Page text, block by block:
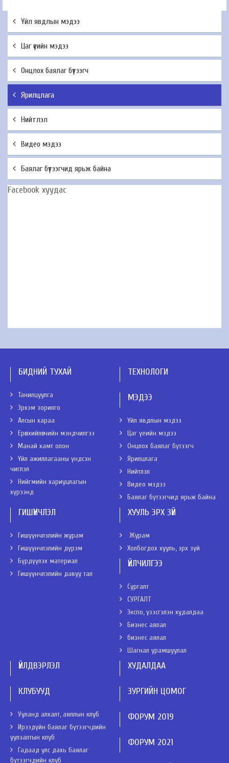
Үйл явдлын мэдээ
Цаг үеийн мэдээ
Онцлох баялаг бүтээгч
Ярилцлага
Нийтлэл
Видео мэдээ
Баялаг бүтээгчид ярьж байна
Facebook хуудас
БИДНИЙ ТУХАЙ
Танилцуулга
Эрхэм зорилго
Алсын хараа
Ерөнхийлөгчийн мэндчилгээ
Манай хамт олон
Үйл ажиллагааны үндсэн
чиглэл
Нийгмийн хариуцлагын
хүрээнд
ТЕХНОЛОГИ
МЭДЭЭ
Үйл явдлын мэдээ
Цаг үеийн мэдээ
Онцлох баялаг бүтээгч
Ярилцлага
Нийтлэл
Видео мэдээ
Баялаг бүтээгчид ярьж байна
ГИШҮҮНЧЛЭЛ
Гишүүнчлэлийн журам
Гишүүнчлэлийн дүрэм
Бүрдүүлэх материал
Гишүүнчлэлийн давуу тал
ХУУЛЬ ЭРХ ЗҮЙ
Журам
Холбогдох хууль, эрх зүй
ҮЙЛЧИЛГЭЭ
Сургалт
СУРГАЛТ
Экспо, үзэсгэлэн худалдаа
Бизнес аялал
бизнес аялал
Шагнал урамшуулал
ҮЙЛДВЭРЛЭЛ ХУДАЛДАА
КЛУБУУД
Ууланд алхалт, аяллын клуб
Ирээдүйн баялаг бүтээгчдийн
уулзалтын клуб
Гадаад улс дахь баялаг
бүтээгчдийн клуб
ЗУРГИЙН ЦОМОГ
ФОРУМ 2019
ФОРУМ 2021